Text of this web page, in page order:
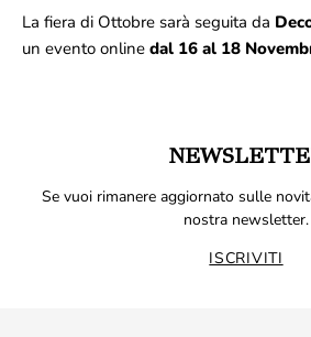
La fiera di Ottobre sarà seguita da
un evento online dal 16 al 18
Se vuoi rimanere aggiornato sulle
nostra newsletter.
ISCRIVITI